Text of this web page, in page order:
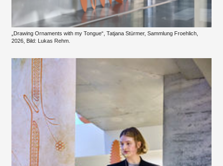
„Drawing Ornaments with my Tongue“, Tatjana Stürmer, Sammlung Froehlich,
2026, Bild: Lukas Rehm.